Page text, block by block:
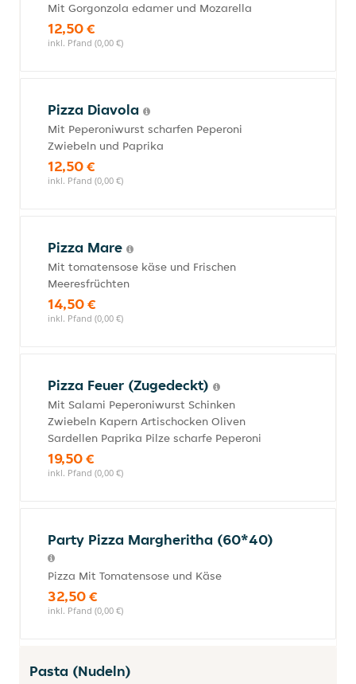
Mit Gorgonzola edamer und Mozarella
12,50 €
inkl. Pfand (0,00 €)
Pizza Diavola
Mit Peperoniwurst scharfen Peperoni
Zwiebeln und Paprika
12,50 €
inkl. Pfand (0,00 €)
Pizza Mare
Mit tomatensose käse und Frischen
Meeresfrüchten
14,50 €
inkl. Pfand (0,00 €)
Pizza Feuer (Zugedeckt)
Mit Salami Peperoniwurst Schinken
Zwiebeln Kapern Artischocken Oliven
Sardellen Paprika Pilze scharfe Peperoni
19,50 €
inkl. Pfand (0,00 €)
Party Pizza Margheritha (60*40)
Pizza Mit Tomatensose und Käse
32,50 €
inkl. Pfand (0,00 €)
Pasta (Nudeln)